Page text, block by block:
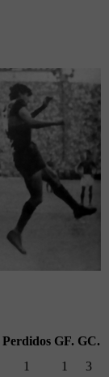
Perdidos GF. GC.
1 1
3